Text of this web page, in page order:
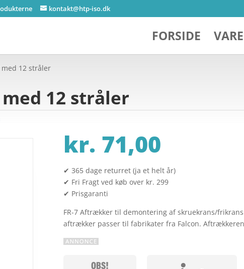
kontakt@htp-iso.dk
FORSIDE
med 12 stråler
12 stråler
kr. 71,00
✔ 365 dage returret (ja et helt år)
✔ Fri Fragt ved køb over kr. 299
✔ Prisgaranti
FR-7 Aftrækker til demontering af skruekrans/
aftrækker passer til fabrikater fra Falcon.